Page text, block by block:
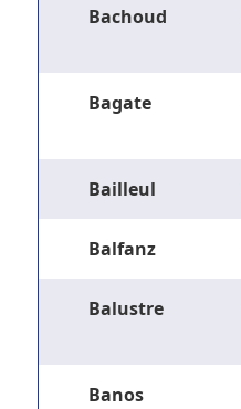
Bachoud
Bagate
Bailleul
Balfanz
Balustre
Banos